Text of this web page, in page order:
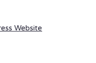
Website